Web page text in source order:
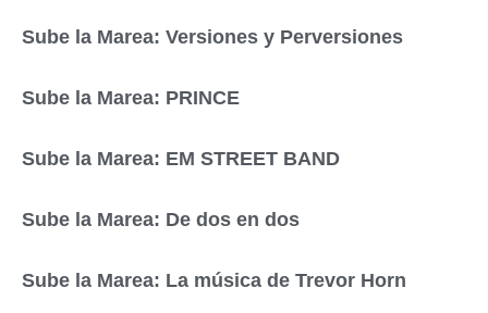
Sube la Marea: Versiones y Perversiones
Sube la Marea: PRINCE
Sube la Marea: EM STREET BAND
Sube la Marea: De dos en dos
Sube la Marea: La música de Trevor Horn